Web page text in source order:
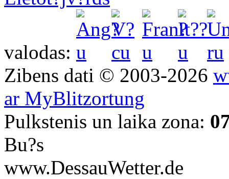
valodas:
Zibens dati © 2003-2026
ar MyBlitzortung
Pulkstenis un laika zona:
Bu?s
www.DessauWetter.de